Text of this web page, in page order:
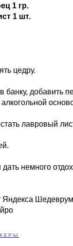
1 гр.
1 шт.
цедру.
банку, добавить
лавровый
немного
Яндекса Шедеврум